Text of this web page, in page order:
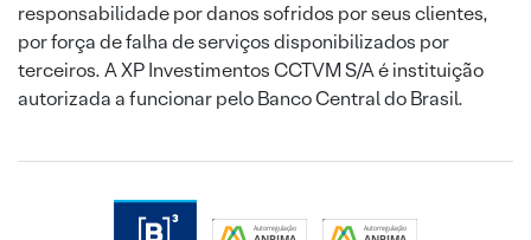
responsabilidade por danos sofridos por seus clientes,
por força de falha de serviços disponibilizados por
terceiros. A XP Investimentos CCTVM S/A é instituição
autorizada a funcionar pelo Banco Central do Brasil.